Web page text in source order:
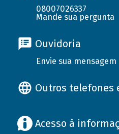
08007026337
Mande sua pergunta
Ouvidoria
Envie sua mensagem
Outros telefones
Acesso à